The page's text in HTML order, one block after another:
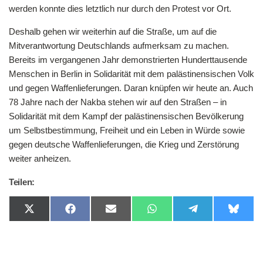
werden konnte dies letztlich nur durch den Protest vor Ort.
Deshalb gehen wir weiterhin auf die Straße, um auf die
Mitverantwortung Deutschlands aufmerksam zu machen.
Bereits im vergangenen Jahr demonstrierten Hunderttausende
Menschen in Berlin in Solidarität mit dem palästinensischen Volk
und gegen Waffenlieferungen. Daran knüpfen wir heute an. Auch
78 Jahre nach der Nakba stehen wir auf den Straßen – in
Solidarität mit dem Kampf der palästinensischen Bevölkerung
um Selbstbestimmung, Freiheit und ein Leben in Würde sowie
gegen deutsche Waffenlieferungen, die Krieg und Zerstörung
weiter anheizen.
Teilen:
Share
on
Share
on
Share
on
Share
on
Share
on
Share
on